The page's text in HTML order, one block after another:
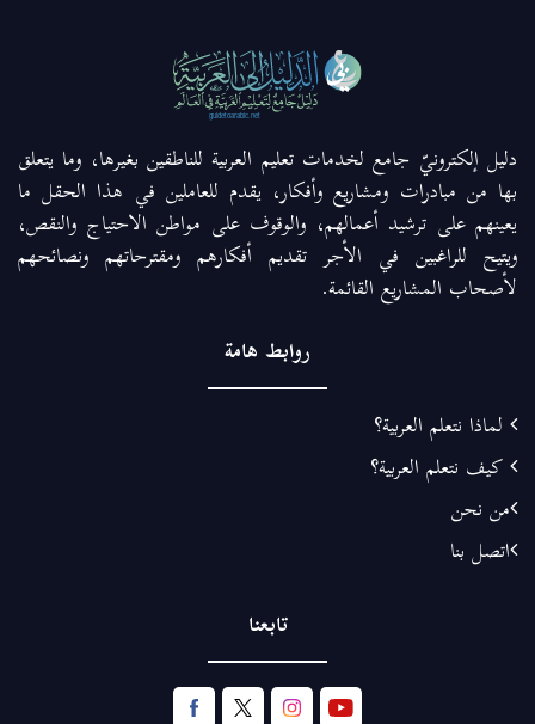
دليل إلكترونيّ جامع لخدمات تعليم العربية للناطقين بغيرها، وما يتعلق
بها من مبادرات ومشاريع وأفكار، يقدم للعاملين في هذا الحقل ما
يعينهم على ترشيد أعمالهم، والوقوف على مواطن الاحتياج والنقص،
ويتيح للراغبين في الأجر تقديم أفكارهم ومقترحاتهم ونصائحهم
لأصحاب المشاريع القائمة.
روابط هامة
لماذا نتعلم العربية؟
كيف نتعلم العربية؟
من نحن
اتصل بنا
تابعنا